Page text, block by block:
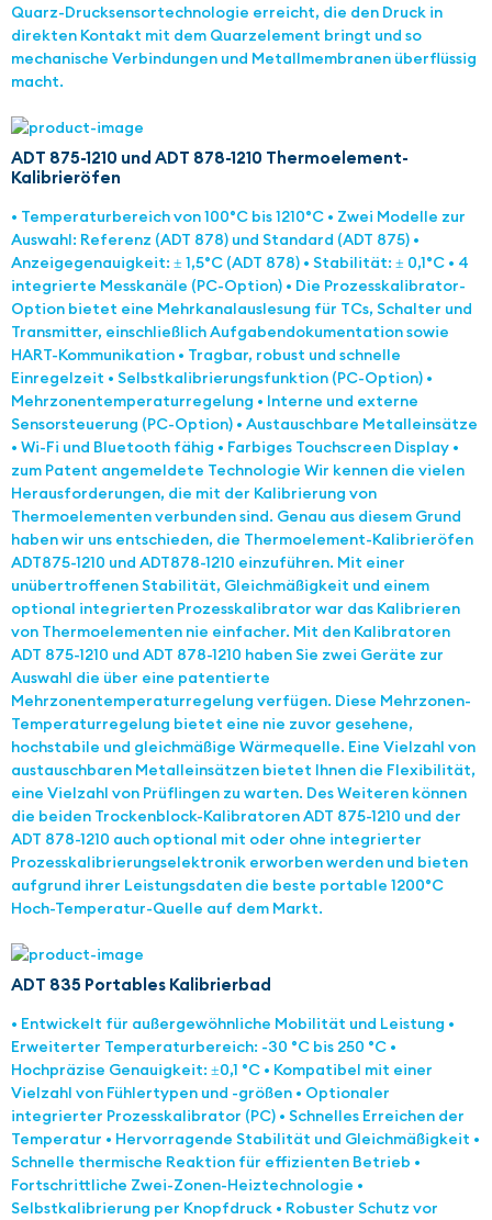
Quarz-Drucksensortechnologie erreicht, die den Druck in
direkten Kontakt mit dem Quarzelement bringt und so
mechanische Verbindungen und Metallmembranen überflüssig
macht.
ADT 875-1210 und ADT 878-1210 Thermoelement-
Kalibrieröfen
• Temperaturbereich von 100°C bis 1210°C • Zwei Modelle zur
Auswahl: Referenz (ADT 878) und Standard (ADT 875) •
Anzeigegenauigkeit: ± 1,5°C (ADT 878) • Stabilität: ± 0,1°C • 4
integrierte Messkanäle (PC-Option) • Die Prozesskalibrator-
Option bietet eine Mehrkanalauslesung für TCs, Schalter und
Transmitter, einschließlich Aufgabendokumentation sowie
HART-Kommunikation • Tragbar, robust und schnelle
Einregelzeit • Selbstkalibrierungsfunktion (PC-Option) •
Mehrzonentemperaturregelung • Interne und externe
Sensorsteuerung (PC-Option) • Austauschbare Metalleinsätze
• Wi-Fi und Bluetooth fähig • Farbiges Touchscreen Display •
zum Patent angemeldete Technologie Wir kennen die vielen
Herausforderungen, die mit der Kalibrierung von
Thermoelementen verbunden sind. Genau aus diesem Grund
haben wir uns entschieden, die Thermoelement-Kalibrieröfen
ADT875-1210 und ADT878-1210 einzuführen. Mit einer
unübertroffenen Stabilität, Gleichmäßigkeit und einem
optional integrierten Prozesskalibrator war das Kalibrieren
von Thermoelementen nie einfacher. Mit den Kalibratoren
ADT 875-1210 und ADT 878-1210 haben Sie zwei Geräte zur
Auswahl die über eine patentierte
Mehrzonentemperaturregelung verfügen. Diese Mehrzonen-
Temperaturregelung bietet eine nie zuvor gesehene,
hochstabile und gleichmäßige Wärmequelle. Eine Vielzahl von
austauschbaren Metalleinsätzen bietet Ihnen die Flexibilität,
eine Vielzahl von Prüflingen zu warten. Des Weiteren können
die beiden Trockenblock-Kalibratoren ADT 875-1210 und der
ADT 878-1210 auch optional mit oder ohne integrierter
Prozesskalibrierungselektronik erworben werden und bieten
aufgrund ihrer Leistungsdaten die beste portable 1200°C
Hoch-Temperatur-Quelle auf dem Markt.
ADT 835 Portables Kalibrierbad
• Entwickelt für außergewöhnliche Mobilität und Leistung •
Erweiterter Temperaturbereich: -30 °C bis 250 °C •
Hochpräzise Genauigkeit: ±0,1 °C • Kompatibel mit einer
Vielzahl von Fühlertypen und -größen • Optionaler
integrierter Prozesskalibrator (PC) • Schnelles Erreichen der
Temperatur • Hervorragende Stabilität und Gleichmäßigkeit •
Schnelle thermische Reaktion für effizienten Betrieb •
Fortschrittliche Zwei-Zonen-Heiztechnologie •
Selbstkalibrierung per Knopfdruck • Robuster Schutz vor